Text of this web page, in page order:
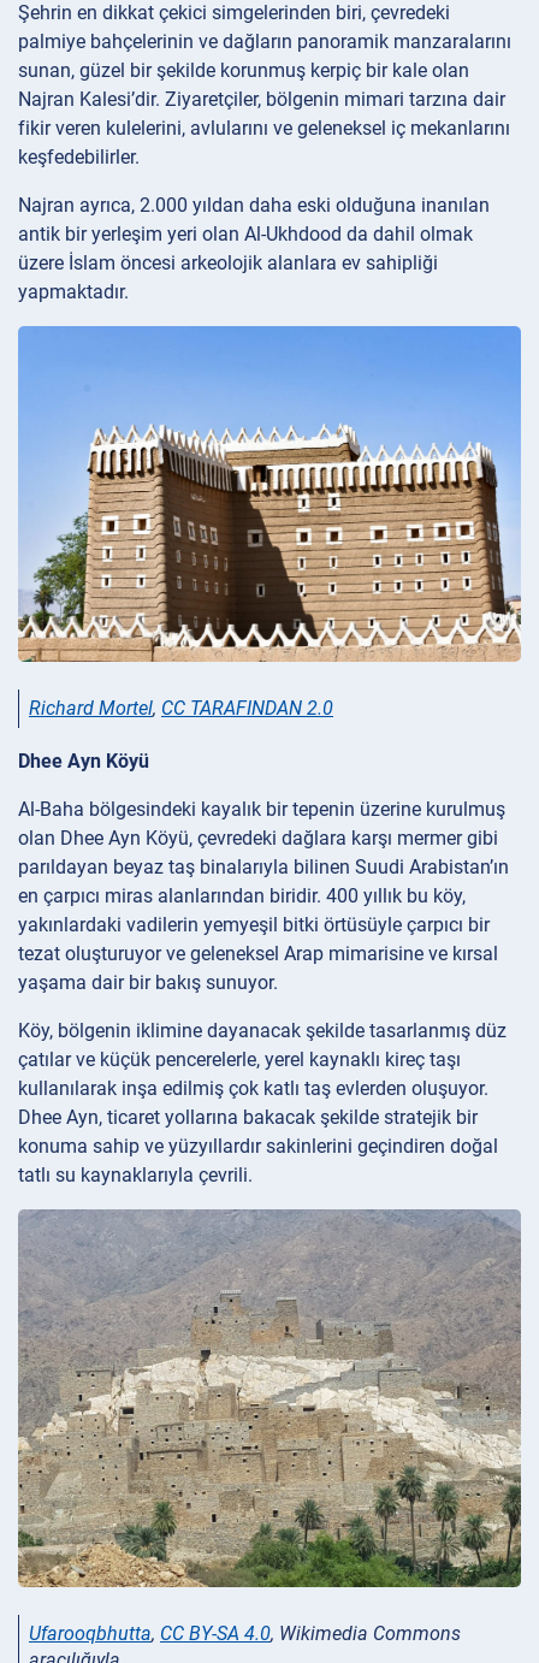
Şehrin en dikkat çekici simgelerinden biri, çevredeki
palmiye bahçelerinin ve dağların panoramik manzaralarını
sunan, güzel bir şekilde korunmuş kerpiç bir kale olan
Najran Kalesi’dir. Ziyaretçiler, bölgenin mimari tarzına dair
fikir veren kulelerini, avlularını ve geleneksel iç mekanlarını
keşfedebilirler.
Najran ayrıca, 2.000 yıldan daha eski olduğuna inanılan
antik bir yerleşim yeri olan Al-Ukhdood da dahil olmak
üzere İslam öncesi arkeolojik alanlara ev sahipliği
yapmaktadır.
Richard Mortel, CC TARAFINDAN 2.0
Dhee Ayn Köyü
Al-Baha bölgesindeki kayalık bir tepenin üzerine kurulmuş
olan Dhee Ayn Köyü, çevredeki dağlara karşı mermer gibi
parıldayan beyaz taş binalarıyla bilinen Suudi Arabistan’ın
en çarpıcı miras alanlarından biridir. 400 yıllık bu köy,
yakınlardaki vadilerin yemyeşil bitki örtüsüyle çarpıcı bir
tezat oluşturuyor ve geleneksel Arap mimarisine ve kırsal
yaşama dair bir bakış sunuyor.
Köy, bölgenin iklimine dayanacak şekilde tasarlanmış düz
çatılar ve küçük pencerelerle, yerel kaynaklı kireç taşı
kullanılarak inşa edilmiş çok katlı taş evlerden oluşuyor.
Dhee Ayn, ticaret yollarına bakacak şekilde stratejik bir
konuma sahip ve yüzyıllardır sakinlerini geçindiren doğal
tatlı su kaynaklarıyla çevrili.
Ufarooqbhutta, CC BY-SA 4.0, Wikimedia Commons